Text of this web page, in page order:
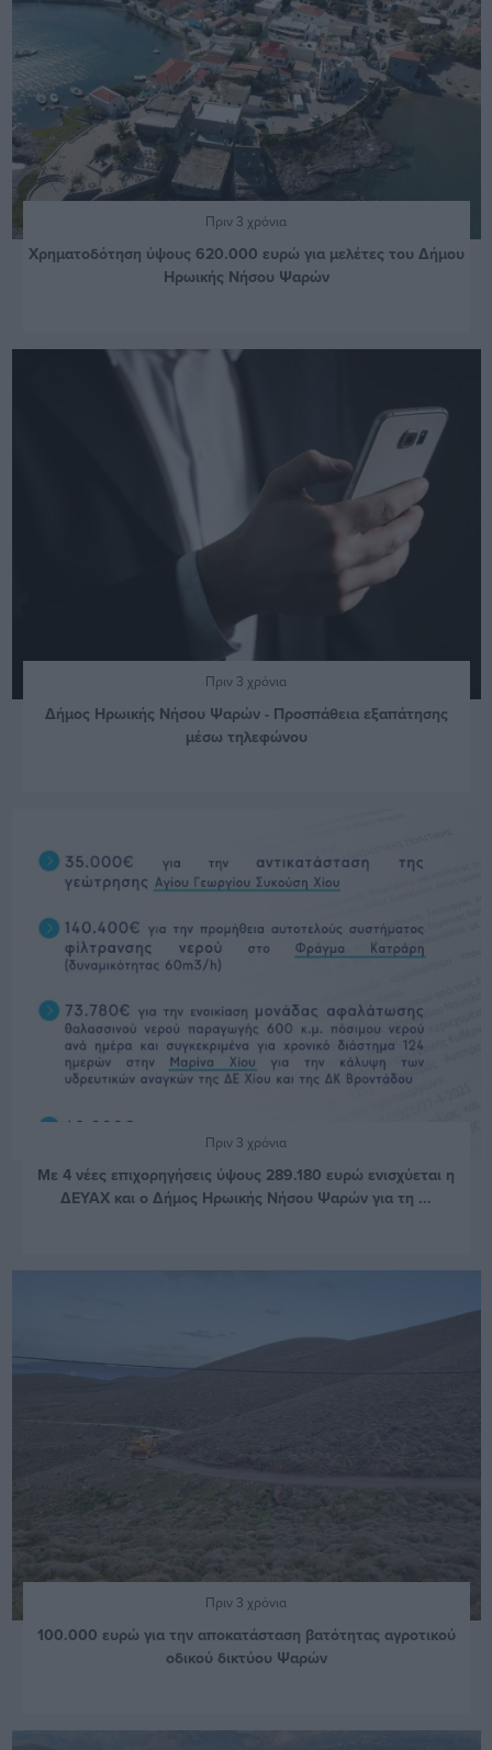
Πριν 3 χρόνια
Χρηματοδότηση ύψους 620.000 ευρώ για μελέτες του Δήμου
Ηρωικής Νήσου Ψαρών
Πριν 3 χρόνια
Δήμος Ηρωικής Νήσου Ψαρών - Προσπάθεια εξαπάτησης
μέσω τηλεφώνου
Πριν 3 χρόνια
Με 4 νέες επιχορηγήσεις ύψους 289.180 ευρώ ενισχύεται η
ΔΕΥΑΧ και ο Δήμος Ηρωικής Νήσου Ψαρών για τη ...
Πριν 3 χρόνια
100.000 ευρώ για την αποκατάσταση βατότητας αγροτικού
οδικού δικτύου Ψαρών